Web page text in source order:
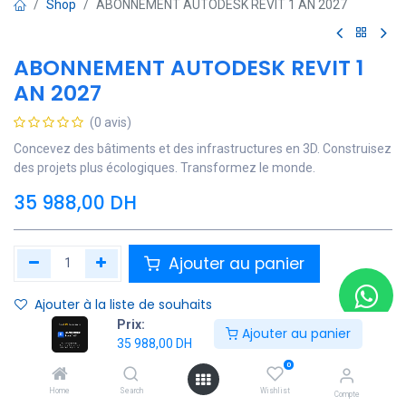
Prix:
35 988,00 DH
Ajouter au panier
Home Search
0
Wishlist Compte
Shop ABONNEMENT AUTODESK REVIT 1 AN 2027
ABONNEMENT AUTODESK REVIT 1
AN 2027
(0 avis)
Concevez des bâtiments et des infrastructures en 3D. Construisez
des projets plus écologiques. Transformez le monde.
35 988,00 DH
Ajouter au panier
Ajouter à la liste de souhaits
Contactez Nous
Soyez averti lorsque le produit est de nouveau en stock